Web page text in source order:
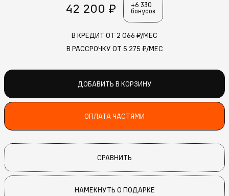
42 200 ₽
+6 330
бонусов
В КРЕДИТ ОТ 2 066 ₽/МЕС
В РАССРОЧКУ ОТ 5 275 ₽/МЕС
ДОБАВИТЬ В КОРЗИНУ
ОПЛАТА ЧАСТЯМИ
СРАВНИТЬ
НАМЕКНУТЬ О ПОДАРКЕ